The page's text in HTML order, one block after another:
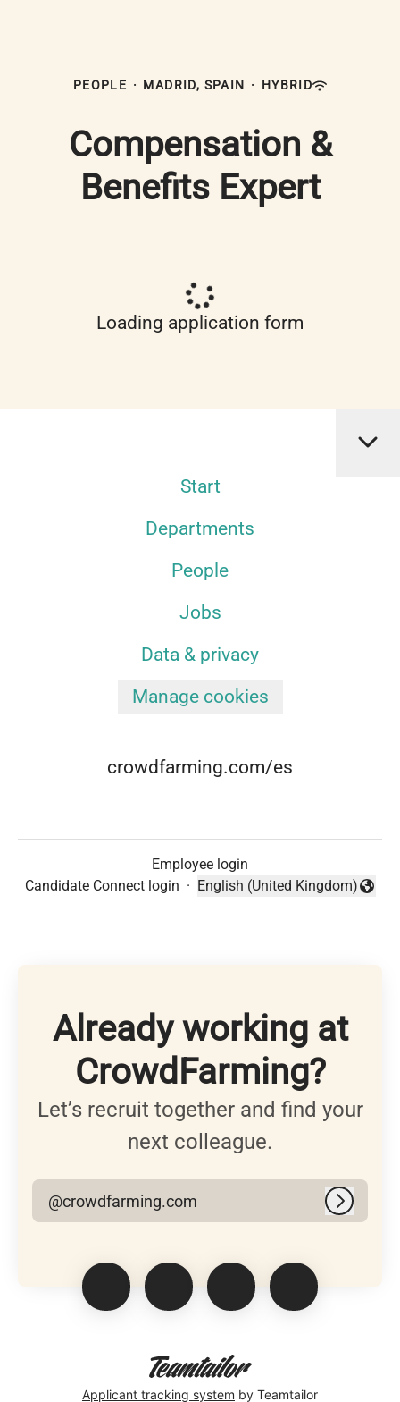
PEOPLE · MADRID, SPAIN · HYBRID
Compensation &
Benefits Expert
Loading application form
Start
Departments
People
Jobs
Data & privacy
Manage cookies
crowdfarming.com/es
Employee login
Candidate Connect login ·
Change language
English (United Kingdom)
Already working at
CrowdFarming?
Let’s recruit together and find your
next colleague.
@crowdfarming.com Log in
Applicant tracking system by Teamtailor